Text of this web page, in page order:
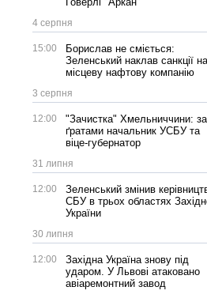
4 серпня
15:00
Борислав не сміється:
Зеленський наклав санкції на
місцеву нафтову компанію
3 серпня
12:00
"Зачистка" Хмельниччини: за
ґратами начальник УСБУ та
віце-губернатор
31 липня
12:00
Зеленський змінив
СБУ в трьох областях
України
30 липня
12:00
Західна Україна знову під
ударом. У Львові атаковано
авіаремонтний завод